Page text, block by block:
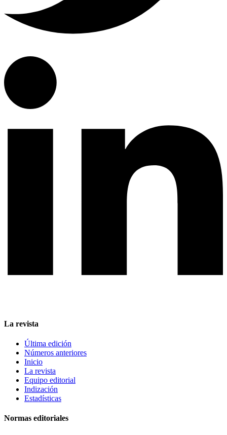
La revista
Última edición
Números anteriores
Inicio
La revista
Equipo editorial
Indización
Estadísticas
Normas editoriales